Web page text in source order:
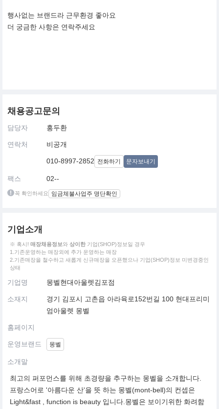
행사없는 브랜드라 근무환경 좋아요
더 궁금한 사항은 연락주세요
채용공고문의
담당자 홍두환
연락처 비공개
010-8997-2852 전화하기 문자보내기
팩스 02--
꼭 확인하세요 임금체불사업주 명단확인
기업소개
※ 혹시! 매장채용정보와 상이한 기업(SHOP)정보일 경우
1.기존운영하는 매장외에 추가 운영하는 매장
2.기존매장을 철수하고 새롭게 신규매장을 오픈했으나 기업(SHOP)정보 미변경중인
상태
기업명 몽벨현대아울렛김포점
소재지
경기 김포시 고촌읍 아라육로152번길 100 현대프리미
엄아울렛 몽벨
홈페이지
운영브랜드 몽벨
소개말
최고의 퍼포먼스를 위해 초경량을 추구하는 몽벨을 소개합니다.
프랑스어로 '아름다운 산'을 뜻 하는 몽벨(mont-bell)의 컨셉은
Light&fast , function is beauty 입니다.몽벨은 보이기위한 화려함